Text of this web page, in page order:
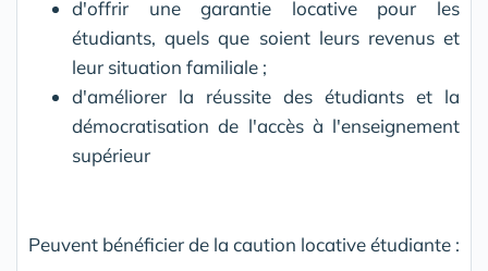
d'offrir une garantie locative pour les
étudiants, quels que soient leurs revenus et
leur situation familiale ;
d'améliorer la réussite des étudiants et la
démocratisation de l'accès à l'enseignement
supérieur
Peuvent bénéficier de la caution locative étudiante :